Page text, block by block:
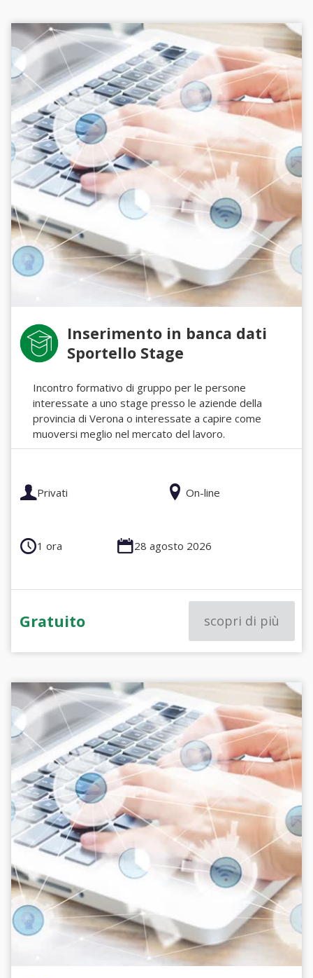
Inserimento in banca dati
Sportello Stage
Incontro formativo di gruppo per le persone
interessate a uno stage presso le aziende della
provincia di Verona o interessate a capire come
muoversi meglio nel mercato del lavoro.
Privati On-line
1 ora 28 agosto 2026
Gratuito scopri di più